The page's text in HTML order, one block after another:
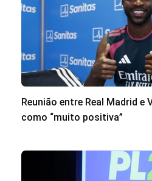
Reunião entre Real Madrid e
como “muito positiva”